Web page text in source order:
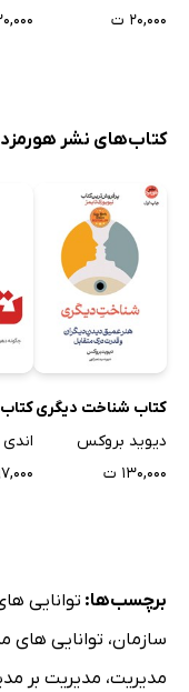
۲۰,۰۰۰ ت
۲۰,۰۰۰
کتاب‌های نشر هورمزد
کتاب شناخت دیگری
دیوید بروکس
۱۳۰,۰۰۰ ت
۹۷,۰۰۰
برچسب‌ها: توانایی
سازمان، توانایی های
مدیریت، مدیریت بر